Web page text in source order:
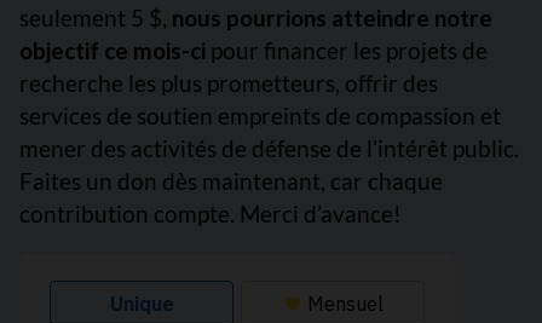
seulement 5 $, nous pourrions atteindre notre
objectif ce mois-ci pour financer les projets de
recherche les plus prometteurs, offrir des
services de soutien empreints de compassion et
mener des activités de défense de l’intérêt public.
Faites un don dès maintenant, car chaque
contribution compte. Merci d’avance!